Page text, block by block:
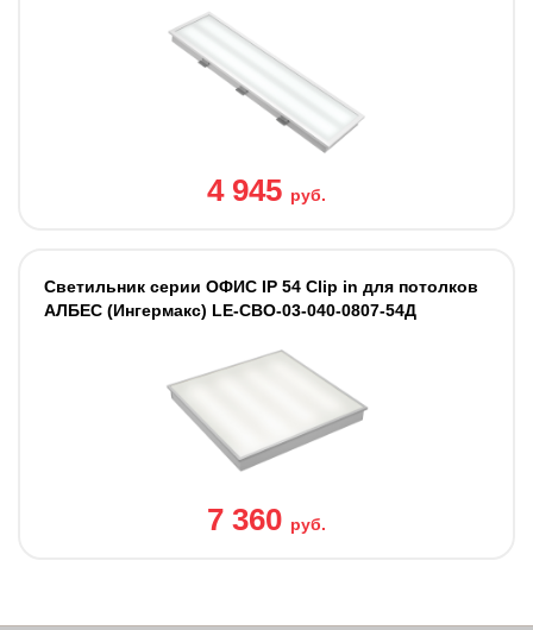
4 945 руб.
Светильник серии ОФИС IP 54 Clip in для потолков
АЛБЕС (Ингермакс) LE-СВО-03-040-0807-54Д
7 360 руб.